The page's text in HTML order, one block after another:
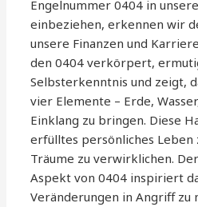
Engelnummer 0404 in
einbeziehen, erkennen wir
unsere Finanzen und
den 0404 verkörpert,
Selbsterkenntnis und zeigt,
vier Elemente – Erde,
Einklang zu bringen. Diese
erfülltes persönliches Leben
Träume zu verwirklichen.
Aspekt von 0404 inspiriert
Veränderungen in Angriff zu